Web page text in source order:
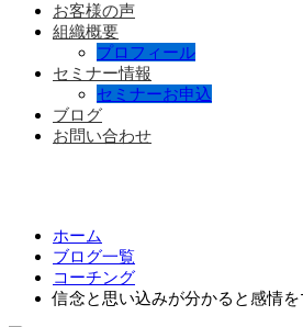
お客様の声
組織概要
プロフィール
セミナー情報
セミナーお申込
ブログ
お問い合わせ
ホーム
ブログ一覧
コーチング
信念と思い込みが分かると感情